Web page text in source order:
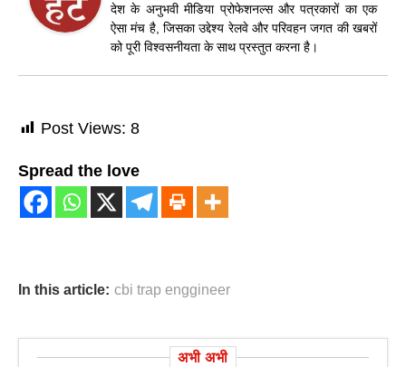
देश के अनुभवी मीडिया प्रोफेशनल्स और पत्रकारों का एक
ऐसा मंच है, जिसका उद्देश्य रेलवे और परिवहन जगत की खबरों
को पूरी विश्वसनीयता के साथ प्रस्तुत करना है।
Post Views: 8
Spread the love
In this article: cbi trap enggineer
अभी अभी